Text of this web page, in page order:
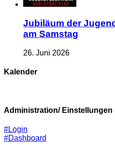
Jubiläum der
am Samstag
26. Juni 2026
Kalender
Administration/ Einstellungen
#Login
#Dashboard